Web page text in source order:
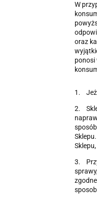
W
oraz
ponosi
1.
2.
3.